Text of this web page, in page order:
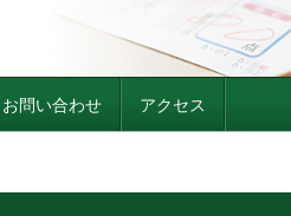
お問い合わせ アクセス